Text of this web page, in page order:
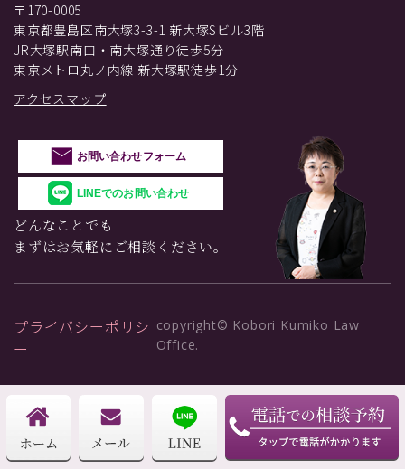
〒170-0005
東京都豊島区南大塚3-3-1 新大塚Sビル3階
JR大塚駅南口・南大塚通り徒歩5分
東京メトロ丸ノ内線 新大塚駅徒歩1分
アクセスマップ
お問い合わせフォーム
LINEでのお問い合わせ
どんなことでも
まずはお気軽にご相談ください。
プライバシーポリシ
ー
copyright© Kobori Kumiko Law
Office.